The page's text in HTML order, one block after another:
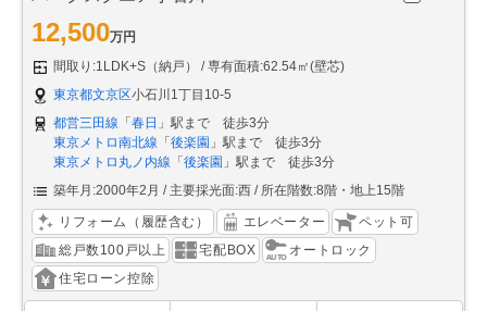
12,500万円
間取り:1LDK+S（納戸）
専有面積:62.54㎡(壁芯)
東京都文京区小石川1丁目10-5
都営三田線 「春日 」駅まで 徒歩3分
東京メトロ南北線 「後楽園 」駅まで 徒歩3分
東京メトロ丸ノ内線 「後楽園 」駅まで 徒歩3分
築年月:2000年2月
主要採光面:西 所在階数:8階・地上15階
リフォーム（履歴含む） エレベーター
ペット可
総戸数100戸以上
宅配BOX
オートロック
住宅ローン控除